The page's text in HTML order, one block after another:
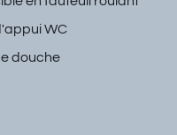
WC
douche